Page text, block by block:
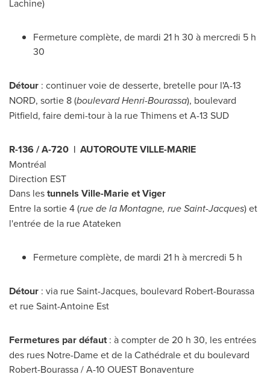
Lachine)
Fermeture complète, de mardi 21 h 30 à mercredi 5 h
30
Détour : continuer voie de desserte, bretelle pour l'A-13
NORD, sortie 8 (boulevard Henri-Bourassa), boulevard
Pitfield, faire demi-tour à la rue Thimens et A-13 SUD
R-136 / A-720 | AUTOROUTEVILLE-MARIE
Montréal
Direction EST
Dans lestunnels Ville-Marieet Viger
Entre la sortie 4 (rue de la Montagne, rueSaint-Jacques) et
l'entrée de la rue Atateken
Fermeture complète, de mardi 21 h à mercredi 5 h
Détour : via rue Saint-Jacques, boulevard Robert-Bourassa
et rue Saint-Antoine Est
Fermetures par défaut: à compter de 20 h 30, les entrées
des rues Notre-Dameet de la Cathédrale et du boulevard
Robert-Bourassa / A-10 OUEST Bonaventure